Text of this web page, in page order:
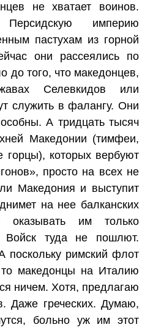
не хватает воинов.
империю
пастухам из горной
они рассеялись по
до того, что македонцев,
Селевкидов или
служить в фалангу. Они
А тридцать тысяч
Македонии (тимфеи,
горцы), которых вербуют
просто на всех не
Македония и выступит
на нее балканских
им только
Войск туда не пошлют.
поскольку римский флот
то македонцы на Италию
ничем. Хотя, предлагаю
Даже греческих. Думаю,
больно уж им этот